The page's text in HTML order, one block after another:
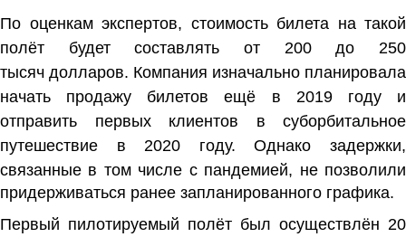
По оценкам экспертов, стоимость билета на такой
полёт будет составлять от 200 до 250
тысяч долларов. Компания изначально планировала
начать продажу билетов ещё в 2019 году и
отправить первых клиентов в суборбитальное
путешествие в 2020 году. Однако задержки,
связанные в том числе с пандемией, не позволили
придерживаться ранее запланированного графика.
Первый пилотируемый полёт был осуществлён 20